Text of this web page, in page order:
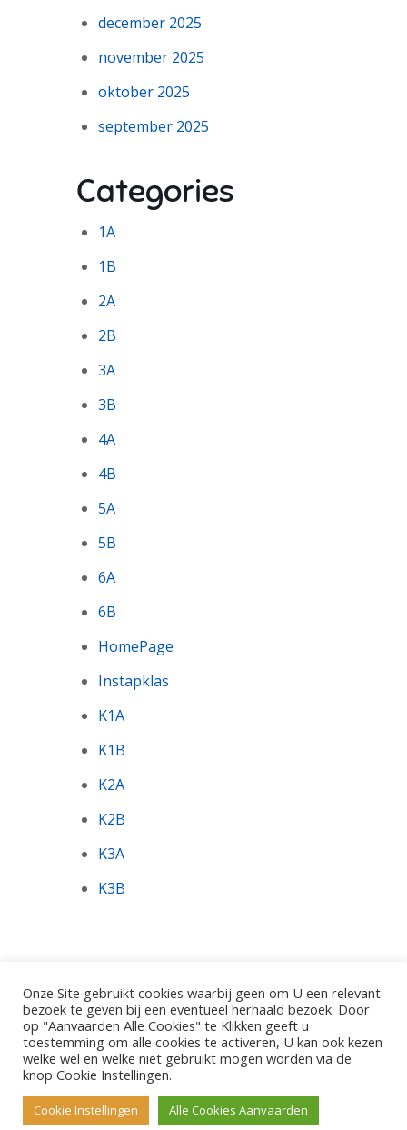
december 2025
november 2025
oktober 2025
september 2025
Categories
1A
1B
2A
2B
3A
3B
4A
4B
5A
5B
6A
6B
HomePage
Instapklas
K1A
K1B
K2A
K2B
K3A
K3B
©2026 - Gemeentelijke Basisschool De Pinte.
Polderbos 1, 9840 De Pinte
Onze Site gebruikt cookies waarbij geen om U een relevant
bezoek te geven bij een eventueel herhaald bezoek. Door
op "Aanvaarden Alle Cookies" te Klikken geeft u
toestemming om alle cookies te activeren, U kan ook kezen
welke wel en welke niet gebruikt mogen worden via de
knop Cookie Instellingen.
Cookie Instellingen Alle Cookies Aanvaarden